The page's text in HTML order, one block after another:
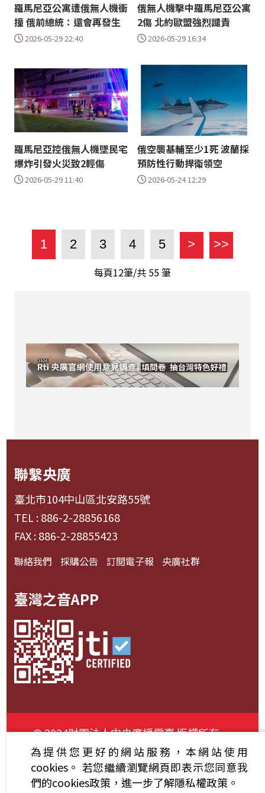
羅馬尼亞公寓遭俄無人機衝
撞 俄前總統：還會再發生
2026-05-29 22:40
俄無人機擊中羅馬尼亞公寓
2傷 北約歐盟強烈譴責
2026-05-29 16:34
羅馬尼亞控俄無人機墜民宅
爆炸引發火災致2輕傷
2026-05-29 11:40
俄空襲基輔至少1死 波蘭採
預防性行動捍衛領空
2026-05-24 12:29
1 2 3 4 5 > >>
每頁12筆/共 55筆
聯繫央廣
臺北市104中山區北安路55號
TEL : 886-2-28856168
FAX : 886-2-28855423
聯絡我們 採購公告 訂閱電子報 央廣社群
臺灣之音APP
© 2024財團法人中央廣播電臺 版權所有
資通安全政策聲明
服務條款 隱私權條款
為提供您更好的網站服務，本網站使用
cookies。 若您繼續瀏覽網頁即表示您同意我
們的cookies政策，進一步了解隱私權政策。